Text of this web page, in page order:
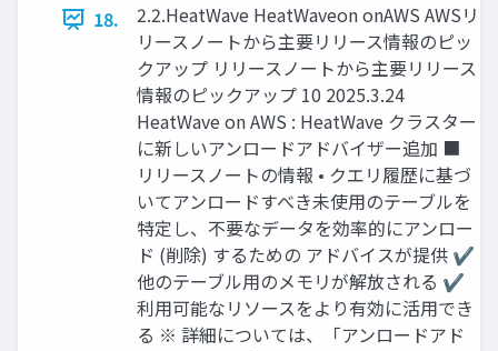
18.
2.2.HeatWave HeatWaveon onAWS AWSリ
リースノートから主要リリース情報のピッ
クアップ リリースノートから主要リリース
情報のピックアップ 10 2025.3.24
HeatWave on AWS : HeatWave クラスター
に新しいアンロードアドバイザー追加 ■
リリースノートの情報 • クエリ履歴に基づ
いてアンロードすべき未使用のテーブルを
特定し、不要なデータを効率的にアンロー
ド (削除) するための アドバイスが提供 ✔
他のテーブル用のメモリが解放される ✔
利用可能なリソースをより有効に活用でき
る ※ 詳細については、「アンロードアド